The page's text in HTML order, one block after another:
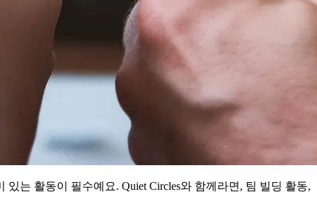
는 활동이 필수예요. Quiet Circles와 함께라면, 팀 빌딩 활동,